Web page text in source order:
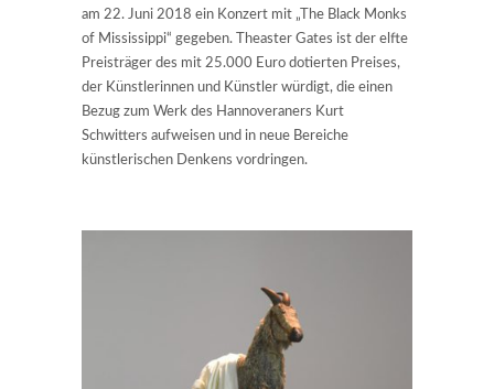
am 22. Juni 2018 ein Konzert mit „The Black Monks
of Mississippi“ gegeben. Theaster Gates ist der elfte
Preisträger des mit 25.000 Euro dotierten Preises,
der Künstlerinnen und Künstler würdigt, die einen
Bezug zum Werk des Hannoveraners Kurt
Schwitters aufweisen und in neue Bereiche
künstlerischen Denkens vordringen.